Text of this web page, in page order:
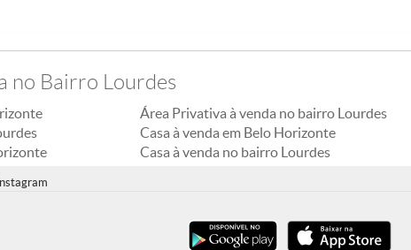
no Bairro Lourdes
Área Privativa à venda no bairro Lourdes
Casa à venda em Belo Horizonte
Casa à venda no bairro Lourdes
Instagram